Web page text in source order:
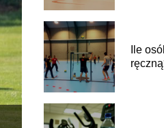
Ile